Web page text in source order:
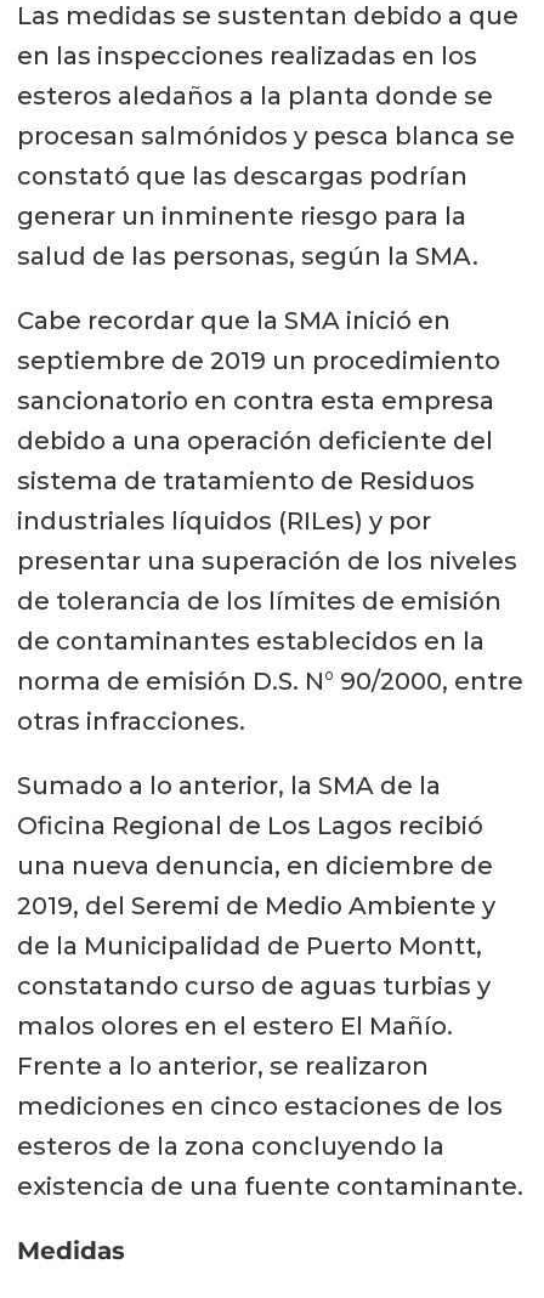
Las medidas se sustentan debido a que
en las inspecciones realizadas en los
esteros aledaños a la planta donde se
procesan salmónidos y pesca blanca se
constató que las descargas podrían
generar un inminente riesgo para la
salud de las personas, según la SMA.
Cabe recordar que la SMA inició en
septiembre de 2019 un procedimiento
sancionatorio en contra esta empresa
debido a una operación deficiente del
sistema de tratamiento de Residuos
industriales líquidos (RILes) y por
presentar una superación de los niveles
de tolerancia de los límites de emisión
de contaminantes establecidos en la
norma de emisión D.S. N° 90/2000, entre
otras infracciones.
Sumado a lo anterior, la SMA de la
Oficina Regional de Los Lagos recibió
una nueva denuncia, en diciembre de
2019, del Seremi de Medio Ambiente y
de la Municipalidad de Puerto Montt,
constatando curso de aguas turbias y
malos olores en el estero El Mañío.
Frente a lo anterior, se realizaron
mediciones en cinco estaciones de los
esteros de la zona concluyendo la
existencia de una fuente contaminante.
Medidas